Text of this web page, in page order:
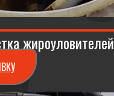
жироуловителей